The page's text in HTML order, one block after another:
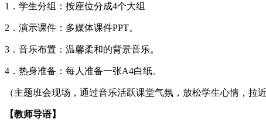
1．学生分组：按座位分成4个大组
2．演示课件：多媒体课件PPT。
3．音乐布置：温馨柔和的背景音乐。
4．热身准备：每人准备一张A4白纸。
（主题班会现场，通过音乐活跃课堂气氛，放松学生心情，拉
【教师导语】